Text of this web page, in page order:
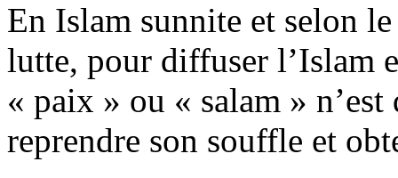
En Islam sunnite et selon
lutte, pour diffuser l’Islam
« paix » ou « salam »
reprendre son souffle et